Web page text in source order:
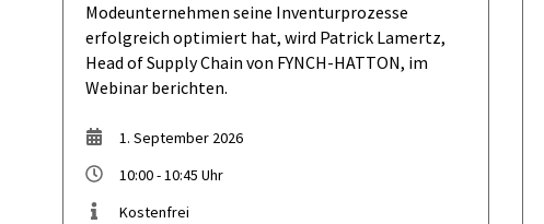
Modeunternehmen seine Inventurprozesse
erfolgreich optimiert hat, wird Patrick Lamertz,
Head of Supply Chain von FYNCH-HATTON, im
Webinar berichten.
1. September 2026
10:00 - 10:45 Uhr
Kostenfrei